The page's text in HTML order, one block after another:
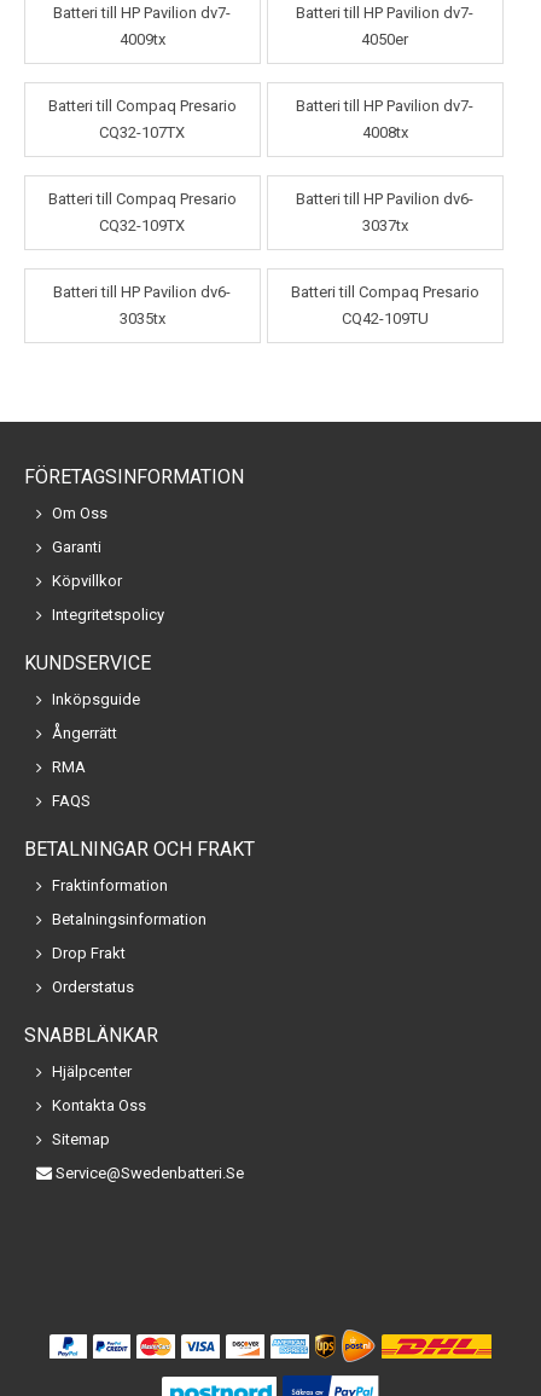
Batteri till HP Pavilion dv7-
4009tx
Batteri till HP Pavilion dv7-
4050er
Batteri till Compaq Presario
CQ32-107TX
Batteri till HP Pavilion dv7-
4008tx
Batteri till Compaq Presario
CQ32-109TX
Batteri till HP Pavilion dv6-
3037tx
Batteri till HP Pavilion dv6-
3035tx
Batteri till Compaq Presario
CQ42-109TU
FÖRETAGSINFORMATION
Om Oss
Garanti
Köpvillkor
Integritetspolicy
KUNDSERVICE
Inköpsguide
Ångerrätt
RMA
FAQS
BETALNINGAR OCH FRAKT
Fraktinformation
Betalningsinformation
Drop Frakt
Orderstatus
SNABBLÄNKAR
Hjälpcenter
Kontakta Oss
Sitemap
Service@swedenbatteri.se